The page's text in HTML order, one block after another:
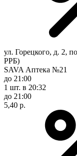
ул. Горецкого, д. 2,
РРБ)
SAVA Аптека №21
до 21:00
1 шт. в 20:32
до 21:00
5,40 р.